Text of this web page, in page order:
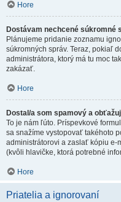
Hore
Dostávam nechcené súkromné
Plánujeme pridanie zoznamu
súkromných správ. Teraz, pokiaľ
administrátora, ktorý má tu moc
zakázať.
Hore
Dostal/a som spamový a
To je nám ľúto. Príspevkové
sa snažíme vystopovať takéhoto
administrátorovi a zaslať kópiu e-
(kvôli hlavičke, ktorá potrebné
Hore
Priatelia a ignorovaní